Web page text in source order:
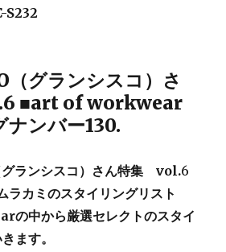
S232
（グランシスコ）さ
■art of workwear
ナンバー130.
グランシスコ）さん特集 vol.6
ラカミのスタイリングリスト
の中から厳選セレクトのスタイ
ます。